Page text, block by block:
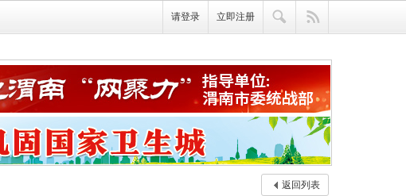
请登录 立即注册
返回列表